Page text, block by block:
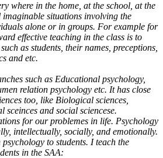
where in the home, at the school, at the
situations involving the
alone or in groups. For example for
effective teaching in the class is to
as students, their names, preceptions,
and etc.
such as Educational psychology,
relation psychology etc. It has close
too, like Biological sciences,
sceinces and social sciencese.
for our problemes in life. Psychology
intellectually, socially, and emotionally.
to students. I teach the
in the SAA: